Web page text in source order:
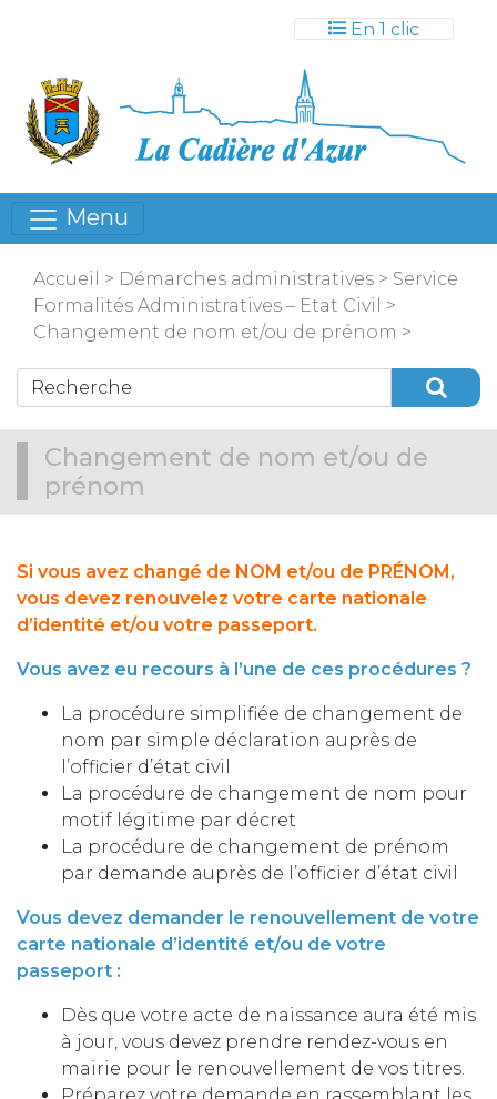
En 1 clic
Menu
Accueil > Démarches administratives > Service
Formalités Administratives – Etat Civil
>
Changement de nom et/ou de prénom >
Changement de nom et/ou de
prénom
Si vous avez changé de NOM et/ou de PRÉNOM,
vous devez renouvelez votre carte nationale
d’identité et/ou votre passeport.
Vous avez eu recours à l’une de ces procédures ?
La procédure simplifiée de changement de
nom par simple déclaration auprès de
l’officier d’état civil
La procédure de changement de nom pour
motif légitime par décret
La procédure de changement de prénom
par demande auprès de l’officier d’état civil
Vous devez demander le renouvellement de votre
carte nationale d’identité et/ou de votre
passeport :
Dès que votre acte de naissance aura été mis
à jour, vous devez prendre rendez-vous en
mairie pour le renouvellement de vos titres.